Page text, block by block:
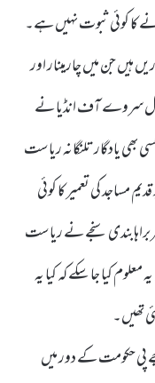
کا کوئی ثبوت نہیں ہے۔
ہیں جن میں چارمینار اور
سروے آف انڈیا نے
بھی یادگار تلنگانہ ریاست
مساجد کی تعمیر کا کوئی
سنجے نے ریاست
کیا جا سکے کہ کیا یہ
تھیں۔
پی حکومت کے دور میں